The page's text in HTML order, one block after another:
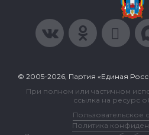
© 2005-2026, Партия «Единая
При полном или частичном
ссылка на ресурс
Пользовательское
Политика